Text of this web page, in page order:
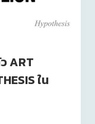
ART
ใน